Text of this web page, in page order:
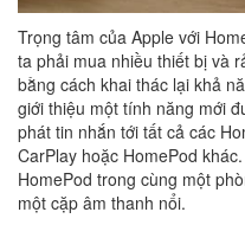
Trọng tâm của Apple với
ta phải mua nhiều thiết bị và
bằng cách khai thác lại khả
giới thiệu một tính năng mới
phát tin nhắn tới tất cả các
CarPlay hoặc HomePod
HomePod trong cùng một
một cặp âm thanh nổi.